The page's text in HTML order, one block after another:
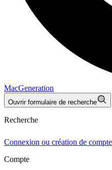
MacGeneration
Ouvrir formulaire de recherche
Recherche
Connexion ou création de compte
Compte